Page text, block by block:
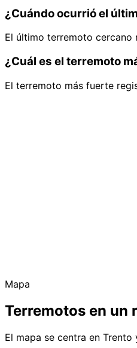
¿Cuándo ocurrió el
El último terremoto cercano
¿Cuál es el terremoto
El terremoto más fuerte
Mapa
Terremotos en un
El mapa se centra en